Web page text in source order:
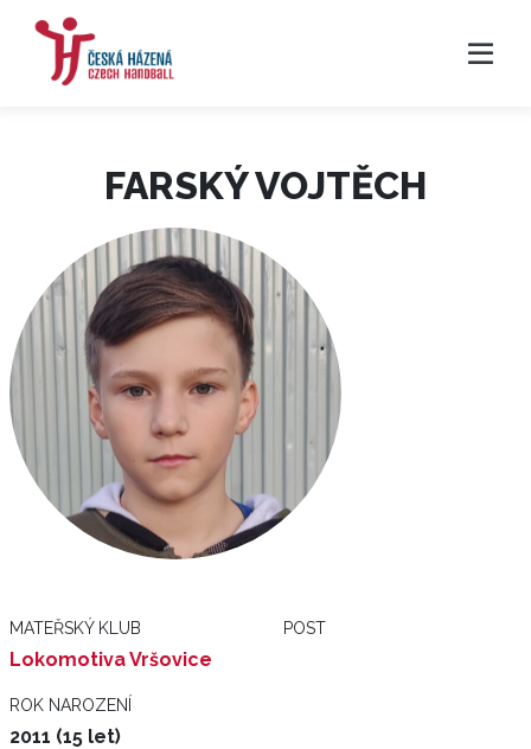
FARSKÝ VOJTĚCH
MATEŘSKÝ KLUB
Lokomotiva Vršovice
POST
ROK NAROZENÍ
2011 (15 let)